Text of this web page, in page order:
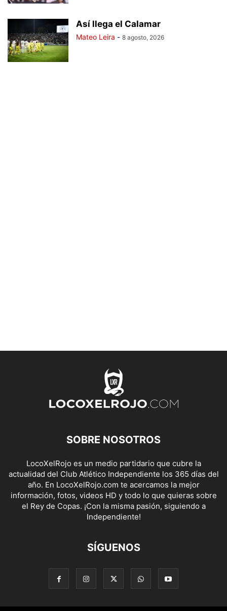
Así llega el Calamar
Mateo Leira - 8 agosto, 2026
SOBRE NOSOTROS
LocoXelRojo es un medio partidario que cubre la
actualidad del Club Atlético Independiente los 365 días del
año. En LocoXelRojo.com te acercamos la mejor
información, fotos, videos HD y todo lo que quieras sobre
el Rey de Copas. ¡Con la misma pasión, siguiendo a
Independiente!
SÍGUENOS